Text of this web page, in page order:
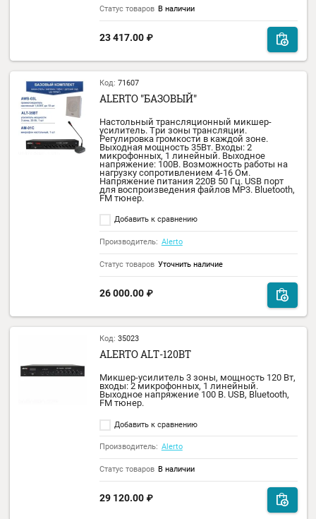
ALERTO АВТОРИНГЕР-6.1
предназначен для работы в учебных
заведениях, ТРЦ, гипермаркетах и
предприятиях, где требуется
воспроизведение аудиофайлов (звонков)
расписанию, настраиваемому
пользователем.
Добавить к сравнению
Производитель:
Статус товаров Уточнить наличие
21 777.00 ₽
ALERTO HM-100T
номинальное подводимое напряжение
подводимая мощность 25/50/100 Вт,
аллюминий, IP 66.
Производитель:
Статус товаров В наличии
22 524.00